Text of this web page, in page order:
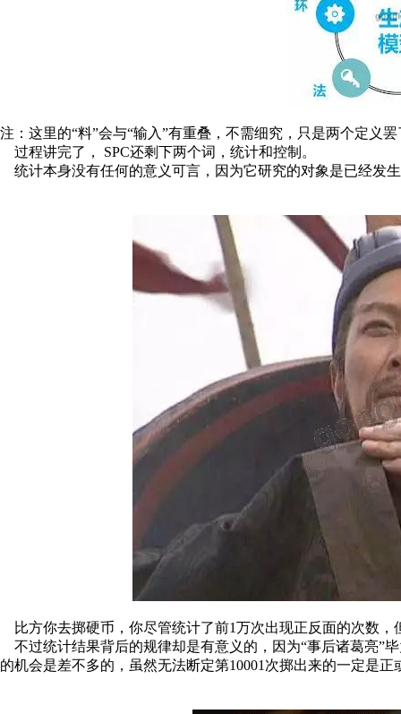
注：这里的“料”会与“输入”有重叠，不需细究，只是两个定义
过程讲完了，
SPC还剩下两个词，统计和控制。
统计本身没有任何的意义可言，因为它研究的对象是已经发
比方你去掷硬币，你尽管统计了前1万次出现正反面的次数，
不过统计结果背后的规律却是有意义的，因为“事后诸葛亮”
的机会是差不多的，虽然无法断定第10001 次掷出来的一定是正